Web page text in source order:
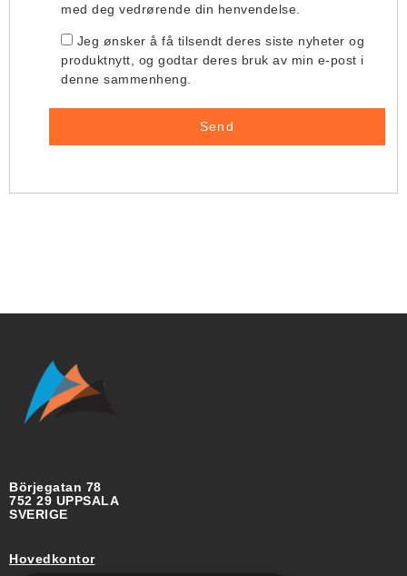
med deg vedrørende din henvendelse.
Jeg ønsker å få tilsendt deres siste nyheter og
produktnytt, og godtar deres bruk av min e-post i
denne sammenheng.
Börjegatan 78
752 29 UPPSALA
SVERIGE
Hovedkontor